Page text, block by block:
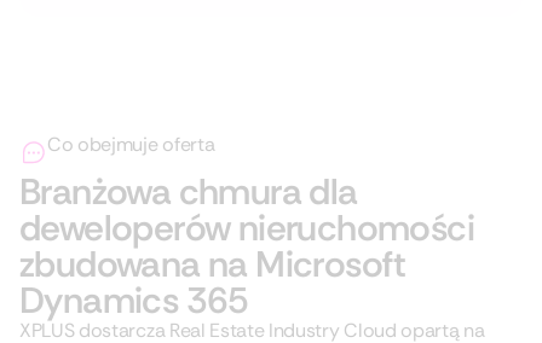
Co obejmuje oferta
Branżowa chmura dla
deweloperów nieruchomości
zbudowana na Microsoft
Dynamics 365
XPLUS dostarcza Real Estate Industry Cloud opartą na